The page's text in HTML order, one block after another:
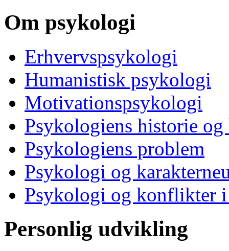
Om psykologi
Erhvervspsykologi
Humanistisk psykologi
Motivationspsykologi
Psykologiens historie og
Psykologiens problem
Psykologi og
Psykologi og konflikter
Personlig udvikling